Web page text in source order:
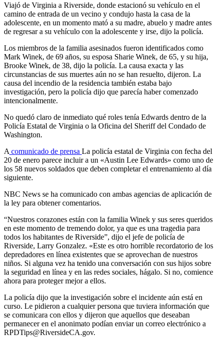
Viajó de Virginia a Riverside, donde estacionó su vehículo en el
camino de entrada de un vecino y condujo hasta la casa de la
adolescente, en un momento mató a su madre, abuelo y madre antes
de regresar a su vehículo con la adolescente y irse, dijo la policía.
Los miembros de la familia asesinados fueron identificados como
Mark Winek, de 69 años, su esposa Sharie Winek, de 65, y su hija,
Brooke Winek, de 38, dijo la policía. La causa exacta y las
circunstancias de sus muertes aún no se han resuelto, dijeron. La
causa del incendio de la residencia también estaba bajo
investigación, pero la policía dijo que parecía haber comenzado
intencionalmente.
No quedó claro de inmediato qué roles tenía Edwards dentro de la
Policía Estatal de Virginia o la Oficina del Sheriff del Condado de
Washington.
A comunicado de prensa La policía estatal de Virginia con fecha del
20 de enero parece incluir a un «Austin Lee Edwards» como uno de
los 58 nuevos soldados que deben completar el entrenamiento al día
siguiente.
NBC News se ha comunicado con ambas agencias de aplicación de
la ley para obtener comentarios.
“Nuestros corazones están con la familia Winek y sus seres queridos
en este momento de tremendo dolor, ya que es una tragedia para
todos los habitantes de Riverside”, dijo el jefe de policía de
Riverside, Larry Gonzalez. «Este es otro horrible recordatorio de los
depredadores en línea existentes que se aprovechan de nuestros
niños. Si alguna vez ha tenido una conversación con sus hijos sobre
la seguridad en línea y en las redes sociales, hágalo. Si no, comience
ahora para proteger mejor a ellos.
La policía dijo que la investigación sobre el incidente aún está en
curso. Le pidieron a cualquier persona que tuviera información que
se comunicara con ellos y dijeron que aquellos que deseaban
permanecer en el anonimato podían enviar un correo electrónico a
RPDTips@RiversideCA.gov.